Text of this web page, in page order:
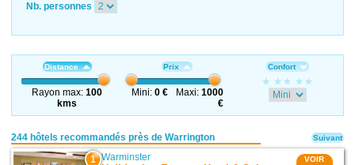
Nb. personnes
Distance
Rayon max:100
kms
Prix
Mini: 0 € Maxi:1000
€
Confort
244 hôtels recommandés près de Warrington
1 Warminster
VOIR
Suivant